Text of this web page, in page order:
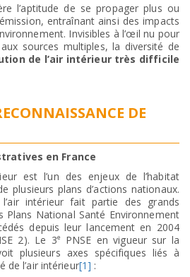
l’aptitude de se propager plus ou
entraînant ainsi des impacts
Invisibles à l’œil nu pour
sources multiples, la diversité de
de l’air intérieur très difficile
DE
en France
est l’un des enjeux de l’habitat
plusieurs plans d’actions nationaux.
intérieur fait partie des grands
Plans National Santé Environnement
depuis leur lancement en 2004
2). Le 3e
PNSE en vigueur sur la
plusieurs axes spécifiques liés à
de l’air intérieur[1] :